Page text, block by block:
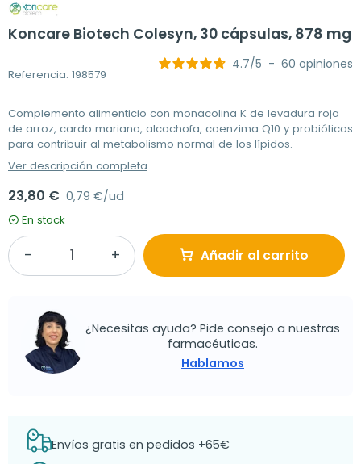
Koncare Biotech Colesyn, 30 cápsulas, 878 mg
Referencia: 198579
4.7/5 - 60 opiniones
Complemento alimenticio con monacolina K de levadura roja
de arroz, cardo mariano, alcachofa, coenzima Q10 y probióticos
para contribuir al metabolismo normal de los lípidos.
Ver descripción completa
23,80 € 0,79 €/ud
En stock
Añadir al carrito
¿Necesitas ayuda? Pide consejo a nuestras
farmacéuticas.
Hablamos
Envíos gratis en pedidos +65€